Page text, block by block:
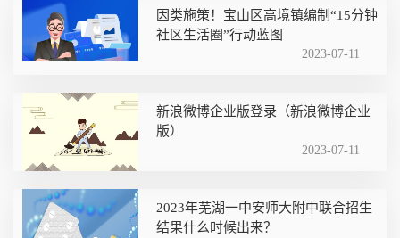
因类施策！宝山区高境镇编制“15分钟
社区生活圈”行动蓝图
2023-07-11
新浪微博企业版登录（新浪微博企业
版）
2023-07-11
2023年芜湖一中安师大附中联合招生
结果什么时候出来？